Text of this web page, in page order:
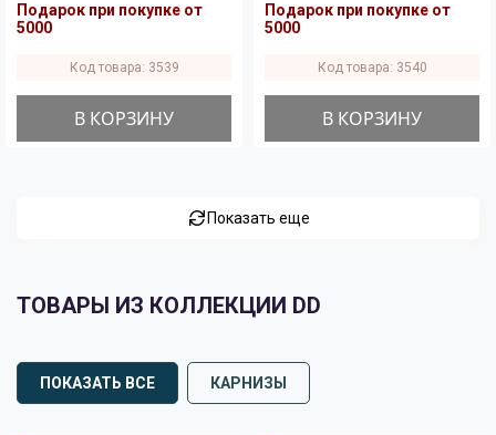
Подарок при покупке от
5000
Код товара: 3539
В КОРЗИНУ
Подарок при покупке от
5000
Код товара: 3540
В КОРЗИНУ
Показать еще
ТОВАРЫ ИЗ КОЛЛЕКЦИИ DD
ПОКАЗАТЬ ВСЕ КАРНИЗЫ